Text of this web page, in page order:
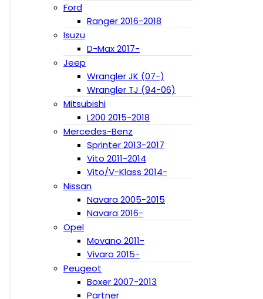
Ford
Ranger 2016-2018
Isuzu
D-Max 2017-
Jeep
Wrangler JK (07-)
Wrangler TJ (94-06)
Mitsubishi
L200 2015-2018
Mercedes-Benz
Sprinter 2013-2017
Vito 2011-2014
Vito/V-Klass 2014-
Nissan
Navara 2005-2015
Navara 2016-
Opel
Movano 2011-
Vivaro 2015-
Peugeot
Boxer 2007-2013
Partner